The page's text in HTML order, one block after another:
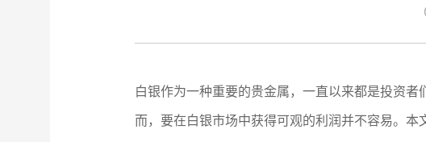
白银作为一种重要的贵金属，一直以来都是投资
而，要在白银市场中获得可观的利润并不容易。本